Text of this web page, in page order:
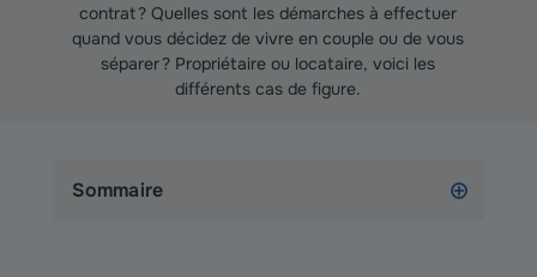
contrat ? Quelles sont les démarches à effectuer
quand vous décidez de vivre en couple ou de vous
séparer ? Propriétaire ou locataire, voici les
différents cas de figure.
Sommaire